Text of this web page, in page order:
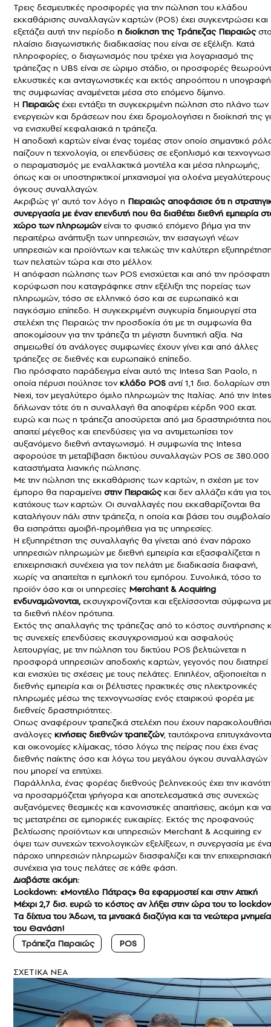
Τρεις δεσμευτικές προσφορές για την πώληση του κλάδου
εκκαθάρισης συναλλαγών καρτών (POS) έχει συγκεντρώσει και
εξετάζει αυτή την περίοδο η διοίκηση της Τράπεζας Πειραιώς
πλαίσιο διαγωνιστικής διαδικασίας που είναι σε εξέλιξη. Κατά
πληροφορίες, ο διαγωνισμός που τρέχει για λογαριασμό της
τράπεζας η UBS είναι σε ώριμο στάδιο, οι προσφορές
ελκυστικές και ανταγωνιστικές και εκτός απροόπτου η υπογραφή
της συμφωνίας αναμένεται μέσα στο επόμενο δίμηνο.
Η Πειραιώςέχει εντάξει τη συγκεκριμένη πώληση στο πλάνο των
ενεργειών και δράσεων που έχει δρομολογήσει η διοίκησή της
να ενισχυθεί κεφαλαιακά η τράπεζα.
Η αποδοχή καρτών είναι ένας τομέας στον οποίο σημαντικό
παίζουν η τεχνολογία, οι επενδύσεις σε εξοπλισμό και
ο πειραματισμός με εναλλακτικά μοντέλα και μέσα πληρωμής,
όπως και οι υποστηρικτικοί μηχανισμοί για ολοένα μεγαλύτερους
όγκους συναλλαγών.
Ακριβώς γι’ αυτό τον λόγο η Πειραιώς αποφάσισε ότι η
συνεργασία με έναν επενδυτή που θα διαθέτει διεθνή εμπειρία
χώρο των πληρωμώνείναι το φυσικό επόμενο βήμα για την
περαιτέρω ανάπτυξη των υπηρεσιών, την εισαγωγή νέων
υπηρεσιών και προϊόντων και τελικώς την καλύτερη
των πελατών τώρα και στο μέλλον.
Η απόφαση πώλησης των POS ενισχύεται και από την πρόσφατη
κορύφωση που καταγράφηκε στην εξέλιξη της πορείας των
πληρωμών, τόσο σε ελληνικό όσο και σε ευρωπαϊκό και
παγκόσμιο επίπεδο. Η συγκεκριμένη συγκυρία δημιουργεί στα
στελέχη της Πειραιώς την προσδοκία ότι με τη συμφωνία θα
αποκομίσουν για την τράπεζα τη μέγιστη δυνητική αξία. Να
σημειωθεί ότι ανάλογες συμφωνίες έχουν γίνει και από άλλες
τράπεζες σε διεθνές και ευρωπαϊκό επίπεδο.
Πιο πρόσφατο παράδειγμα είναι αυτό της Intesa San Paolo, η
οποία πέρυσι πούλησε τονκλάδο POS αντί 1,1 δισ. δολαρίων στη
Nexi, τον μεγαλύτερο όμιλο πληρωμών της Ιταλίας. Από την
δήλωναν τότε ότι η συναλλαγή θα αποφέρει κέρδη 900 εκατ.
ευρώ και πως η τράπεζα αποσύρεται από μια δραστηριότητα
απαιτεί μέγεθος και επενδύσεις για να αντιμετωπίσει τον
αυξανόμενο διεθνή ανταγωνισμό. Η συμφωνία της Intesa
αφορούσε τη μεταβίβαση δικτύου συναλλαγών POS σε 380.000
καταστήματα λιανικής πώλησης.
Με την πώληση της εκκαθάρισης των καρτών, η σχέση με τον
έμπορο θα παραμείνει στην Πειραιώςκαι δεν αλλάζει κάτι για
κατόχους των καρτών. Οι συναλλαγές που εκκαθαρίζονται θα
καταλήγουν πάλι στην τράπεζα, η οποία και βάσει του
θα εισπράττει αμοιβή-προμήθεια για τις υπηρεσίες.
Η εξυπηρέτηση της συναλλαγής θα γίνεται από έναν πάροχο
υπηρεσιών πληρωμών με διεθνή εμπειρία και εξασφαλίζεται η
επιχειρησιακή συνέχεια για τον πελάτη με διαδικασία διαφανή,
χωρίς να απαιτείται η εμπλοκή του εμπόρου. Συνολικά, τόσο το
προϊόν όσο και οι υπηρεσίες Merchant & Αcquiring
ενδυναμώνονται,εκσυγχρονίζονται και εξελίσσονται σύμφωνα
τα διεθνή πλέον πρότυπα.
Εκτός της απαλλαγής της τράπεζας από το κόστος συντήρησης
τις συνεχείς επενδύσεις εκσυγχρονισμού και ασφαλούς
λειτουργίας, με την πώληση του δικτύου POS βελτιώνεται η
προσφορά υπηρεσιών αποδοχής καρτών, γεγονός που διατηρεί
και ενισχύει τις σχέσεις με τους πελάτες. Επιπλέον, αξιοποιείται η
διεθνής εμπειρία και οι βέλτιστες πρακτικές στις ηλεκτρονικές
πληρωμές μέσω της τεχνογνωσίας ενός εταιρικού φορέα με
διεθνείς δραστηριότητες.
Οπως αναφέρουν τραπεζικά στελέχη που έχουν
ανάλογες κινήσεις διεθνών τραπεζών, ταυτόχρονα
και οικονομίες κλίμακας, τόσο λόγω της πείρας που έχει ένας
διεθνής παίκτης όσο και λόγω του μεγάλου όγκου συναλλαγών
που μπορεί να επιτύχει.
Παράλληλα, ένας φορέας διεθνούς βεληνεκούς έχει την
να προσαρμόζεται γρήγορα και αποτελεσματικά στις συνεχώς
αυξανόμενες θεσμικές και κανονιστικές απαιτήσεις, ακόμη και να
τις μετατρέπει σε εμπορικές ευκαιρίες. Εκτός της προφανούς
βελτίωσης προϊόντων και υπηρεσιών Merchant & Acquiring εν
όψει των συνεχών τεχνολογικών εξελίξεων, η συνεργασία με
πάροχο υπηρεσιών πληρωμών διασφαλίζει και την επιχειρησιακή
συνέχεια για τους πελάτες σε κάθε φάση.
Διαβάστε ακόμη:
Lockdown: «Μοντέλο Πάτρας» θα εφαρμοστεί και στην Αττική
Μέχρι 2,7 δισ. ευρώ το κόστος αν λήξει στην ώρα του το
Τα δίχτυα του Άδωνι, τα μιντιακά διαζύγια και τα νεώτερα μνημεία
του Θανάση!
Τράπεζα Πειραιώς
POS
ΣXETIKA NEA